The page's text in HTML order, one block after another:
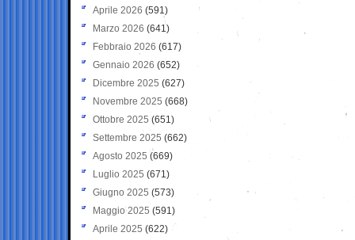
Aprile 2026 (591)
Marzo 2026 (641)
Febbraio 2026 (617)
Gennaio 2026 (652)
Dicembre 2025 (627)
Novembre 2025 (668)
Ottobre 2025 (651)
Settembre 2025 (662)
Agosto 2025 (669)
Luglio 2025 (671)
Giugno 2025 (573)
Maggio 2025 (591)
Aprile 2025 (622)